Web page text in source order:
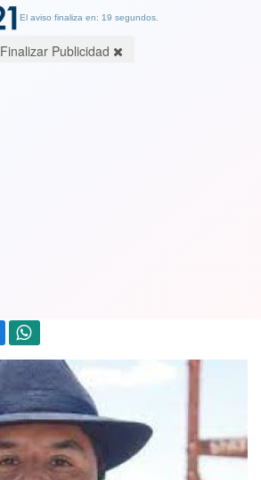
El aviso finaliza en: 19 segundos.
Finalizar Publicidad